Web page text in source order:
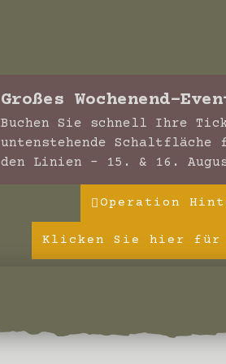
Großes Wochenend-
Buchen Sie schnell Ihre
untenstehende
den Linien – 15. & 16.
Operation
Klicken Sie hier für